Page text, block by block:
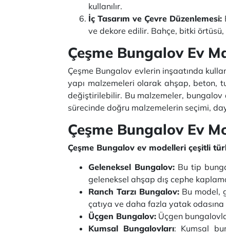
kullanılır.
İç Tasarım ve Çevre Düzenlemesi:
ve dekore edilir. Bahçe, bitki
Çeşme Bungalov Ev
Çeşme Bungalov evlerin inşaatında
yapı malzemeleri olarak ahşap, beton,
değiştirilebilir. Bu malzemeler, bungalov
sürecinde doğru malzemelerin seçimi,
Çeşme Bungalov Ev
Çeşme Bungalov ev modelleri çeşitli
Geleneksel Bungalov: Bu tip
geleneksel ahşap dış cephe
Ranch Tarzı Bungalov: Bu model,
çatıya ve daha fazla yatak
Üçgen Bungalov: Üçgen
Kumsal Bungalovları: Kumsal